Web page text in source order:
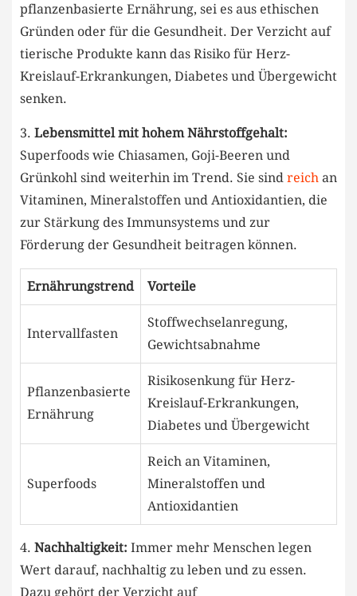
pflanzenbasierte ⁣Ernährung, sei es aus ethischen​
Gründen oder für die Gesundheit. Der​ Verzicht auf⁢
tierische​ Produkte kann ​das⁣ Risiko für Herz-
Kreislauf-Erkrankungen,⁢ Diabetes und Übergewicht
senken.
3. Lebensmittel mit​ hohem⁢ Nährstoffgehalt:
Superfoods wie Chiasamen, Goji-Beeren‍ und
Grünkohl‌ sind weiterhin im Trend. Sie⁣ sind ​ reich an⁣
Vitaminen, ⁤Mineralstoffen und ⁤Antioxidantien, ​die
zur Stärkung des Immunsystems und zur
⁣Förderung der Gesundheit ⁢beitragen ​können.
Ernährungstrend Vorteile
Intervallfasten
Stoffwechselanregung,
Gewichtsabnahme
Pflanzenbasierte
⁣Ernährung
Risikosenkung für Herz-
Kreislauf-Erkrankungen,
Diabetes und Übergewicht
Superfoods
Reich an Vitaminen,
Mineralstoffen und⁢
Antioxidantien
4. Nachhaltigkeit: ⁢Immer ⁢mehr Menschen ⁤legen
⁤Wert darauf, nachhaltig zu leben und ‌zu essen.
Dazu gehört⁣ der Verzicht auf